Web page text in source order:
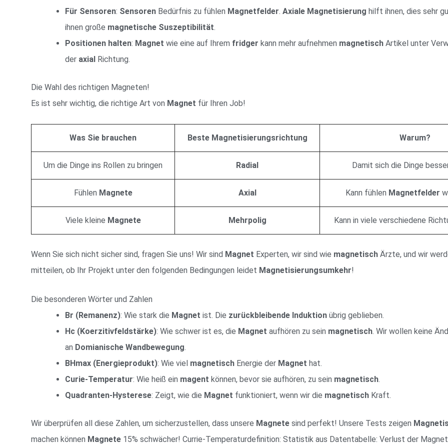
Für Sensoren: Sensoren Bedürfnis zu fühlen Magnetfelder. Axiale Magnetisierung hilft ihnen, dies sehr
ihnen große magnetische Suszeptibilität.
Positionen halten: Magnet wie eine auf Ihrem fridger kann mehr aufnehmen magnetisch Artikel unter
der axial Richtung.
Die Wahl des richtigen Magneten!
Es ist sehr wichtig, die richtige Art von Magnet für Ihren Job!
Was Sie brauchen Beste Magnetisierungsrichtung Warum?
Um die Dinge ins Rollen zu bringen Radial Damit sich die Dinge
Fühlen Magnete Axial Kann fühlen Magnetfelder
Viele kleine Magnete Mehrpolig Kann in viele verschiedene
Wenn Sie sich nicht sicher sind, fragen Sie uns! Wir sind Magnet Experten, wir sind wie magnetisch Ärzte, und wir
mitteilen, ob Ihr Projekt unter den folgenden Bedingungen leidet Magnetisierungsumkehr!
Die besonderen Wörter und Zahlen
Br (Remanenz): Wie stark die Magnet ist. Die zurückbleibende Induktion übrig geblieben.
Hc (Koerzitivfeldstärke): Wie schwer ist es, die Magnet aufhören zu sein magnetisch. Wir wollen keine
an Domianische Wandbewegung.
BHmax (Energieprodukt): Wie viel magnetisch Energie der Magnet hat.
Curie-Temperatur: Wie heiß ein magent können, bevor sie aufhören, zu sein magnetisch.
Quadranten-Hysterese: Zeigt, wie die Magnet funktioniert, wenn wir die magnetisch Kraft.
Wir überprüfen all diese Zahlen, um sicherzustellen, dass unsere Magnete sind perfekt! Unsere Tests zeigen
machen können Magnete 15% schwächer! Currie-Temperaturdefinition: Statistik aus Datentabelle: Verlust der